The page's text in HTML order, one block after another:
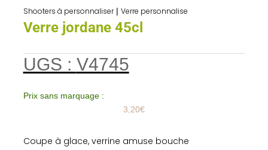
Shooters à personnaliser| Verre personnalise
Verre jordane 45cl
UGS : V4745
Prix sans marquage :
3,20€
Coupe à glace, verrine amuse bouche